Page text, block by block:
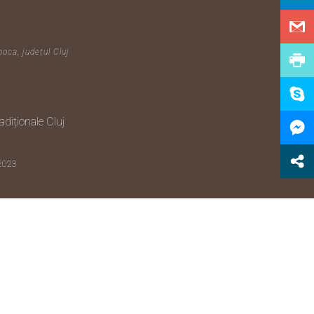
județul Cluj
Cluj